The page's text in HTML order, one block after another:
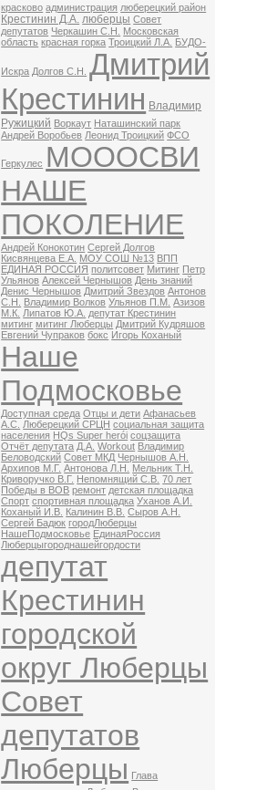
красково администрация люберецкий район
Крестинин Д.А. люберцы Совет
депутатов Черкашин С.Н.
Московская
область красная горка Троицкий Л.А. БУДО-
Искра Долгов С.Н.
Дмитрий
Крестинин Владимир
Ружицкий Воркаут Наташинский парк
Андрей Воробьев Леонид Троицкий ФСО
Геркулес МОООСВИ
НАШЕ
ПОКОЛЕНИЕ
Андрей Конокотин Сергей Долгов
Кисвянцева Е.А. МОУ СОШ №13 ВПП
ЕДИНАЯ РОССИЯ политсовет Митинг Петр
Ульянов Алексей Чернышов День знаний
Денис Чернышов Дмитрий Звездов Антонов
С.Н.
Владимир Волков Ульянов П.М. Азизов
М.К. Липатов Ю.А. депутат Крестинин
митинг митинг Люберцы Дмитрий Кудряшов
Евгений Чупраков бокс Игорь Коханый
Наше
Подмосковье
Доступная среда Отцы и дети Афанасьев
А.С. Люберецкий СРЦН социальная защита
населения HQs Super herói соцзащита
Отчёт депутата Д.А. Workout Владимир
Беловодский Совет МКД Чернышов А.Н.
Архипов М.Г. Антонова Л.Н.
Мельник Т.Н.
Криворучко В.Г. Непомнящий С.В. 70 лет
Победы в ВОВ ремонт детская площадка
Спорт спортивная площадка Уханов А.И.
Коханый И.В. Калинин В.В. Сыров А.Н.
Сергей Бадюк городЛюберцы
НашеПодмосковье ЕдинаяРоссия
Люберцыгороднашейгордости
депутат
Крестинин
городской
округ Люберцы
Совет
депутатов
Люберцы Глава